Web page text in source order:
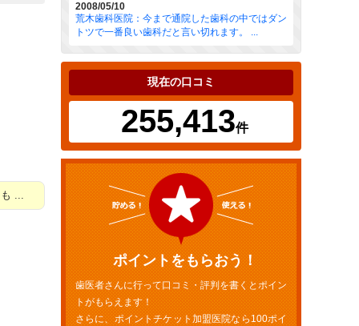
...
2008/05/10
荒木歯科医院：今まで通院した歯科の中ではダン
トツで一番良い歯科だと言い切れます。 ...
現在の口コミ
255,413件
ポイントをもらおう！
歯医者さんに行って口コミ・評判を書くとポイン
トがもらえます！
さらに、ポイントチケット加盟医院なら100ポイ